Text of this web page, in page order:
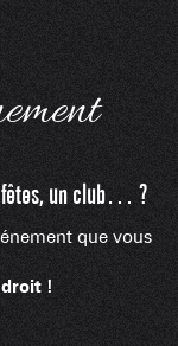
fêtes, un club… ?
que vous
!